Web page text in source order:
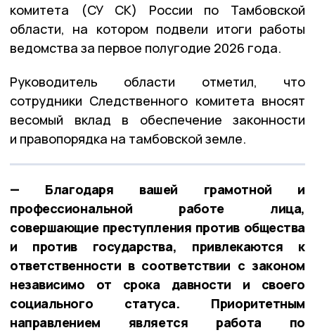
комитета (СУ СК) России по Тамбовской
области, на котором подвели итоги работы
ведомства за первое полугодие 2026 года.
Руководитель области отметил, что
сотрудники Следственного комитета вносят
весомый вклад в обеспечение законности
и правопорядка на тамбовской земле.
— Благодаря вашей грамотной и
профессиональной работе лица,
совершающие преступления против общества
и против государства, привлекаются к
ответственности в соответствии с законом
независимо от срока давности и своего
социального статуса. Приоритетным
направлением является работа по